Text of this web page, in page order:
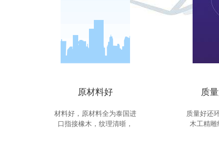
原材料好
材料好，原材料全为泰国进
口指接橡木，纹理清晣，
质
质量好还
木工精